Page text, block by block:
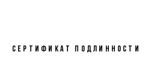
сургучной печатью нашего
СЕРТИФИКАТ ПОДЛИННОСТИ